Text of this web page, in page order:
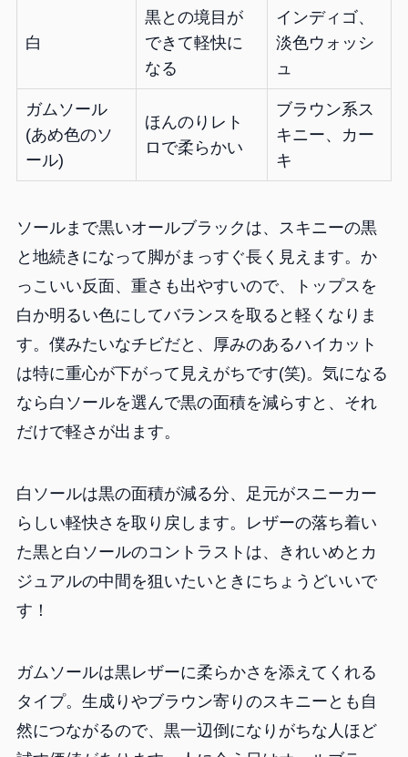
白
黒との境目が
できて軽快に
なる
インディゴ、
淡色ウォッシ
ュ
ガムソール
(あめ色のソ
ール)
ほんのりレト
ロで柔らかい
ブラウン系ス
キニー、カー
キ
ソールまで黒いオールブラックは、スキニーの黒
と地続きになって脚がまっすぐ長く見えます。か
っこいい反面、重さも出やすいので、トップスを
白か明るい色にしてバランスを取ると軽くなりま
す。僕みたいなチビだと、厚みのあるハイカット
は特に重心が下がって見えがちです(笑)。気になる
なら白ソールを選んで黒の面積を減らすと、それ
だけで軽さが出ます。
白ソールは黒の面積が減る分、足元がスニーカー
らしい軽快さを取り戻します。レザーの落ち着い
た黒と白ソールのコントラストは、きれいめとカ
ジュアルの中間を狙いたいときにちょうどいいで
す！
ガムソールは黒レザーに柔らかさを添えてくれる
タイプ。生成りやブラウン寄りのスキニーとも自
然につながるので、黒一辺倒になりがちな人ほど